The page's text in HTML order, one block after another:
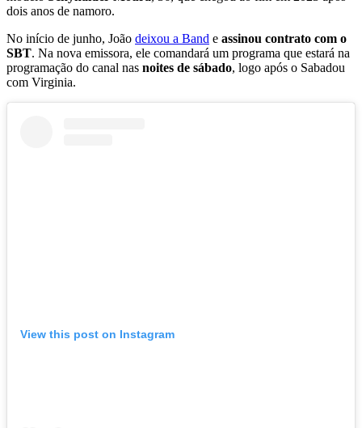
dois anos de namoro.
No início de junho, João deixou a Band e assinou contrato com o
SBT. Na nova emissora, ele comandará um programa que estará na
programação do canal nas noites de sábado, logo após o Sabadou
com Virginia.
View this post on Instagram